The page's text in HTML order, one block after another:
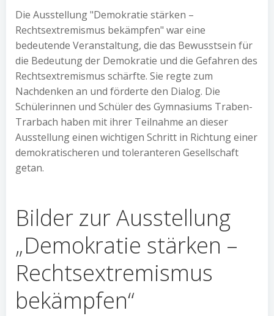
Die Ausstellung "Demokratie stärken –
Rechtsextremismus bekämpfen" war eine
bedeutende Veranstaltung, die das Bewusstsein für
die Bedeutung der Demokratie und die Gefahren des
Rechtsextremismus schärfte. Sie regte zum
Nachdenken an und förderte den Dialog. Die
Schülerinnen und Schüler des Gymnasiums Traben-
Trarbach haben mit ihrer Teilnahme an dieser
Ausstellung einen wichtigen Schritt in Richtung einer
demokratischeren und toleranteren Gesellschaft
getan.
Bilder zur Ausstellung
„Demokratie stärken –
Rechtsextremismus
bekämpfen“